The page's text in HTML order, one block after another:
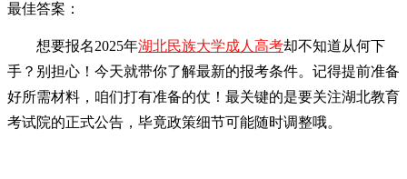
最佳答案：
想要报名2025年湖北民族大学成人高考却不知道从何下
手？别担心！今天就带你了解最新的报考条件。记得提前准备
好所需材料，咱们打有准备的仗！最关键的是要关注湖北教育
考试院的正式公告，毕竟政策细节可能随时调整哦。